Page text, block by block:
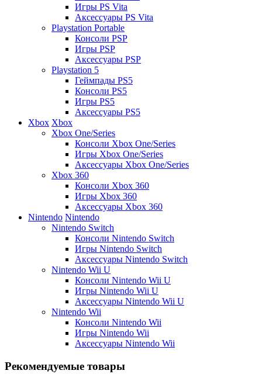
Игры PS Vita
Аксессуары PS Vita
Playstation Portable
Консоли PSP
Игры PSP
Аксессуары PSP
Playstation 5
Геймпады PS5
Консоли PS5
Игры PS5
Аксессуары PS5
Xbox Xbox
Xbox One/Series
Консоли Xbox One/Series
Игры Xbox One/Series
Аксессуары Xbox One/Series
Xbox 360
Консоли Xbox 360
Игры Xbox 360
Аксессуары Xbox 360
Nintendo Nintendo
Nintendo Switch
Консоли Nintendo Switch
Игры Nintendo Switch
Аксессуары Nintendo Switch
Nintendo Wii U
Консоли Nintendo Wii U
Игры Nintendo Wii U
Аксессуары Nintendo Wii U
Nintendo Wii
Консоли Nintendo Wii
Игры Nintendo Wii
Аксессуары Nintendo Wii
Рекомендуемые товары